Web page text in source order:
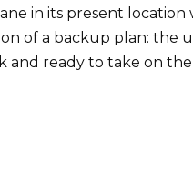
in its present location
of a backup plan: the
and ready to take on